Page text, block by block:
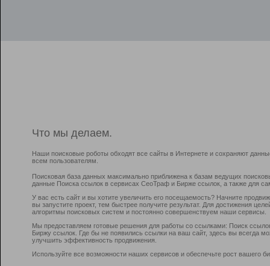
Что мы делаем.
Наши поисковые роботы обходят все сайты в Интернете и сохраняют
всем пользователям.
Поисковая база данных максимально приближена к базам ведущих
данные Поиска ссылок в сервисах СеоТраф и Бирже ссылок, а также для
У вас есть сайт и вы хотите увеличить его посещаемость? Начните
вы запустите проект, тем быстрее получите результат. Для достижения
алгоритмы поисковых систем и постоянно совершенствуем наши сервисы.
Мы предоставляем готовые решения для работы со ссылками: Поиск
Биржу ссылок. Где бы не появились ссылки на ваш сайт, здесь вы всегда
улучшить эффективность продвижения.
Используйте все возможности наших сервисов и обеспечьте рост вашего